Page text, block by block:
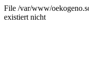
File /var/www/
existiert nicht